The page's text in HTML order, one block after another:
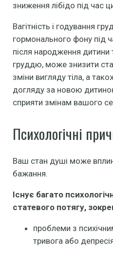
зниження лібідо під час
Вагітність і годування
гормонального фону під
після народження дитини
груддю, може знизити
зміни вигляду тіла, а
догляду за новою
сприяти змінам вашого
Психологічні
Ваш стан душі може
бажання.
Існує багато
статевого потягу,
проблеми з
тривога або